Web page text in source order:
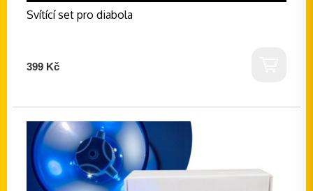
Svítící set pro diabola
399 Kč